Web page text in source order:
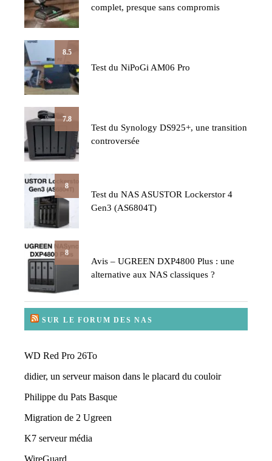
complet, presque sans compromis
8.5
Test du NiPoGi AM06 Pro
7.8
Test du Synology DS925+, une transition
controversée
8
Test du NAS ASUSTOR Lockerstor 4
Gen3 (AS6804T)
8
Avis – UGREEN DXP4800 Plus : une
alternative aux NAS classiques ?
SUR LE FORUM DES NAS
WD Red Pro 26To
didier, un serveur maison dans le placard du couloir
Philippe du Pats Basque
Migration de 2 Ugreen
K7 serveur média
WireGuard